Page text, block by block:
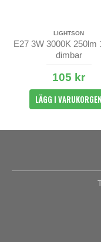
LIGHTSON
E27 3W 3000K 250lm
dimbar
105 kr
LÄGG I VARUKORGEN